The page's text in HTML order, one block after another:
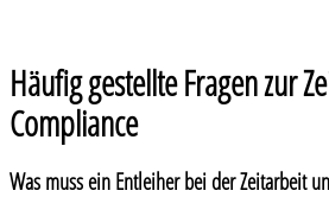
Häufig gestellte Fragen zur
Compliance
Was muss ein Entleiher bei der Zeitarbeit